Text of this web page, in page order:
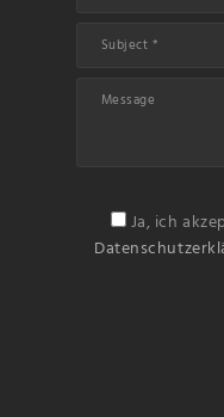
Ja, ich